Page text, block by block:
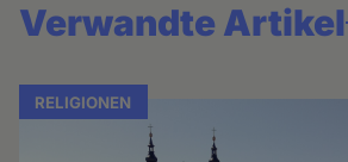
Verwandte Artikel
RELIGIONEN